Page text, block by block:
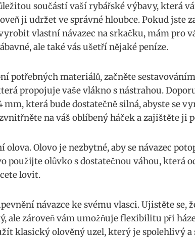
součástí vaší rybářské⁣ výbavy,⁤ která
‍ji‌ udržet ve‌ správné ‌hloubce.⁤ Pokud jste
vlastní návazec na srkačku, mám pro
ale také vás ušetří nějaké peníze.
potřebných materiálů, začněte
propojuje vaše vlákno s nástrahou.
mm, která bude dostatečně silná, ‍abyste se
na ⁣váš ⁢oblíbený háček a zajištěte ji
Olovo je nezbytné, ⁤aby⁤ se návazec
použijte olůvko s dostatečnou váhou, která
lovit.
návazce ke svému​ vlasci. Ujistěte ​se,
ale zároveň⁣ vám umožňuje flexibilitu při
klasický olověný uzel,⁤ který je spolehlivý a